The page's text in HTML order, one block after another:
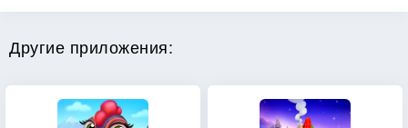
Другие приложения: